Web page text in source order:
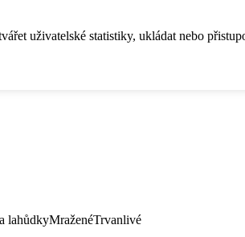
uživatelské statistiky, ukládat nebo
lahůdkyMraženéTrvanlivé